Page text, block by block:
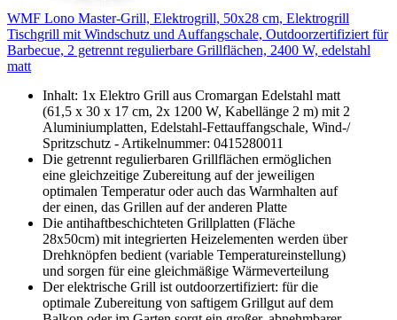
WMF Lono Master-Grill, Elektrogrill, 50x28 cm, Elektrogrill
Tischgrill mit Windschutz und Auffangschale, Outdoorzertifiziert für
Barbecue, 2 getrennt regulierbare Grillflächen, 2400 W, edelstahl
matt
Inhalt: 1x Elektro Grill aus Cromargan Edelstahl matt
(61,5 x 30 x 17 cm, 2x 1200 W, Kabellänge 2 m) mit 2
Aluminiumplatten, Edelstahl-Fettauffangschale, Wind-/
Spritzschutz - Artikelnummer: 0415280011
Die getrennt regulierbaren Grillflächen ermöglichen
eine gleichzeitige Zubereitung auf der jeweiligen
optimalen Temperatur oder auch das Warmhalten auf
der einen, das Grillen auf der anderen Platte
Die antihaftbeschichteten Grillplatten (Fläche
28x50cm) mit integrierten Heizelementen werden über
Drehknöpfen bedient (variable Temperatureinstellung)
und sorgen für eine gleichmäßige Wärmeverteilung
Der elektrische Grill ist outdoorzertifiziert: für die
optimale Zubereitung von saftigem Grillgut auf dem